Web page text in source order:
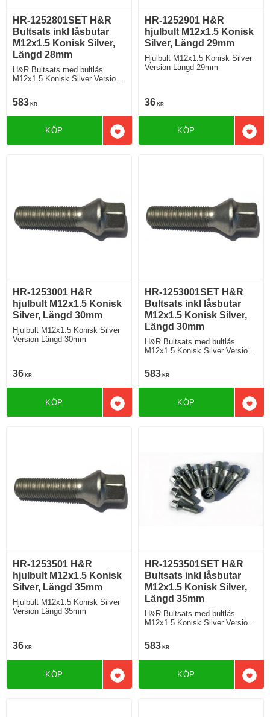
HR-1252801SET H&R
Bultsats inkl låsbutar
M12x1.5 Konisk Silver,
Längd 28mm
H&R Bultsats med bultlås
M12x1.5 Konisk Silver Version
583 KR
Lägg till i favoriter
KÖP
HR-1252901 H&R
hjulbult M12x1.5 Konisk
Silver, Längd 29mm
Hjulbult M12x1.5 Konisk Silver
Version Längd 29mm
36 KR
KÖP
HR-1253001 H&R
hjulbult M12x1.5 Konisk
Silver, Längd 30mm
Hjulbult M12x1.5 Konisk Silver
Version Längd 30mm
36 KR
Lägg till i favoriter
KÖP
HR-1253001SET H&R
Bultsats inkl låsbutar
M12x1.5 Konisk Silver,
Längd 30mm
H&R Bultsats med bultlås
M12x1.5 Konisk Silver Version
583 KR
KÖP
HR-1253501 H&R
hjulbult M12x1.5 Konisk
Silver, Längd 35mm
Hjulbult M12x1.5 Konisk Silver
Version Längd 35mm
36 KR
Lägg till i favoriter
KÖP
HR-1253501SET H&R
Bultsats inkl låsbutar
M12x1.5 Konisk Silver,
Längd 35mm
H&R Bultsats med bultlås
M12x1.5 Konisk Silver Version
583 KR
KÖP